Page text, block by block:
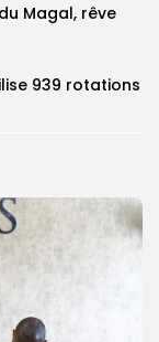
Magal, rêve
939 rotations